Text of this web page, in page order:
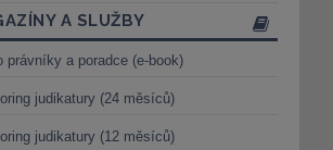
A SLUŽBY
právníky a poradce (e-book)
judikatury (24 měsíců)
judikatury (12 měsíců)